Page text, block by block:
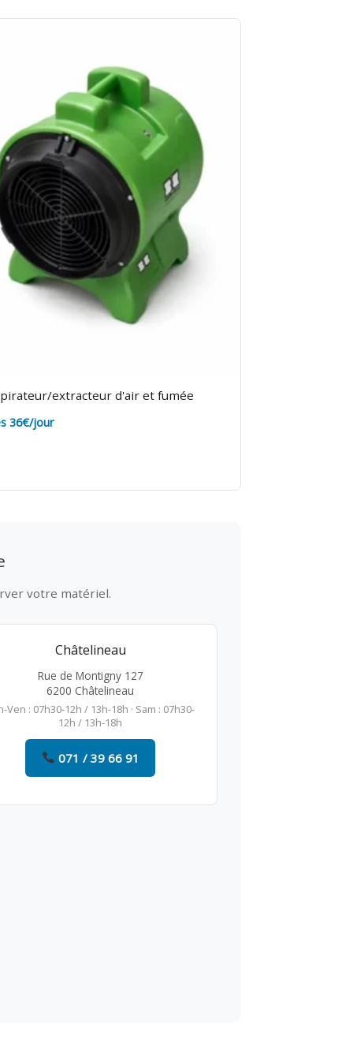
extracteur d'air et fumée
36€/jour
votre matériel.
Châtelineau
Rue de Montigny 127
6200 Châtelineau
Ven : 07h30-12h / 13h-18h · Sam : 07h30-
12h / 13h-18h
071 / 39 66 91